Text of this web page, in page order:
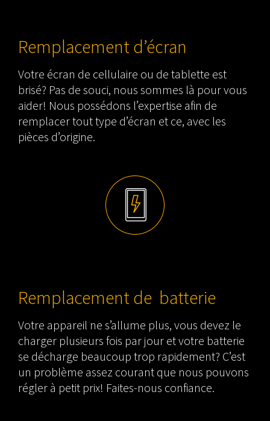
Remplacement d’écran
Votre écran de cellulaire ou de tablette est
brisé? Pas de souci, nous sommes là pour vous
aider! Nous possédons l’expertise afin de
remplacer tout type d’écran et ce, avec les
pièces d’origine.
Remplacement de batterie
Votre appareil ne s’allume plus, vous devez le
charger plusieurs fois par jour et votre batterie
se décharge beaucoup trop rapidement? C’est
un problème assez courant que nous pouvons
régler à petit prix! Faites-nous confiance.